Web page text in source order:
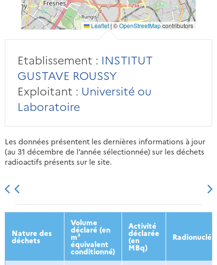
Leaflet |©OpenStreetMapcontributors
Etablissement : INSTITUT
GUSTAVE ROUSSY
Exploitant : Université ou
Laboratoire
Les données présentent les dernières informations à jour
(au 31 décembre de l’année sélectionnée) sur les déchets
radioactifs présents sur le site.
2013 2014 2015 2016
Nature des
déchets
Volume
déclaré (en
m³
équivalent
conditionné)
Activité
déclarée
(en
MBq)